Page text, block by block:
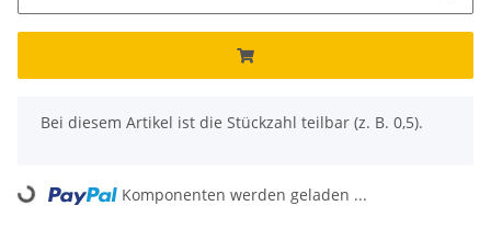
x
Bei diesem Artikel ist die Stückzahl teilbar (z. B. 0,5).
Loading... Komponenten werden geladen ...